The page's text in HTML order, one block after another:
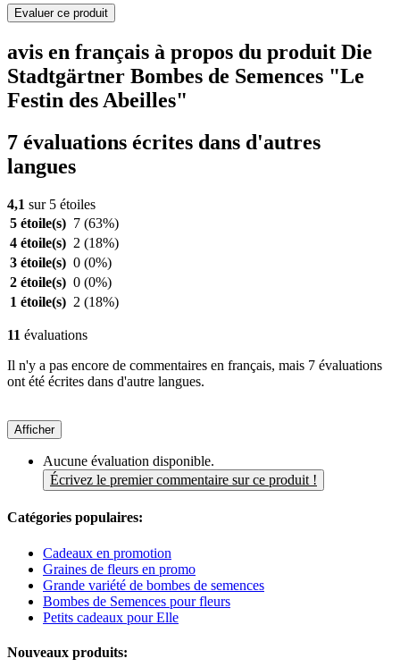
Evaluer ce produit
avis en français à propos du produit Die
Stadtgärtner Bombes de Semences "Le
Festin des Abeilles"
7 évaluations écrites dans d'autres
langues
4,1 sur 5 étoiles
5 étoile(s) 7 (63%)
4 étoile(s) 2 (18%)
3 étoile(s) 0 (0%)
2 étoile(s) 0 (0%)
1 étoile(s) 2 (18%)
11 évaluations
Il n'y a pas encore de commentaires en français, mais 7 évaluations
ont été écrites dans d'autre langues.
Afficher
Aucune évaluation disponible.
Écrivez le premier commentaire sur ce produit !
Catégories populaires:
Cadeaux en promotion
Graines de fleurs en promo
Grande variété de bombes de semences
Bombes de Semences pour fleurs
Petits cadeaux pour Elle
Nouveaux produits: